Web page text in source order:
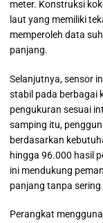
meter. Konstruksi
laut yang memiliki
memperoleh data
panjang.
Selanjutnya, sensor
stabil pada berbagai
pengukuran sesuai
samping itu,
berdasarkan
hingga 96.000 hasil
ini mendukung
panjang tanpa
Perangkat